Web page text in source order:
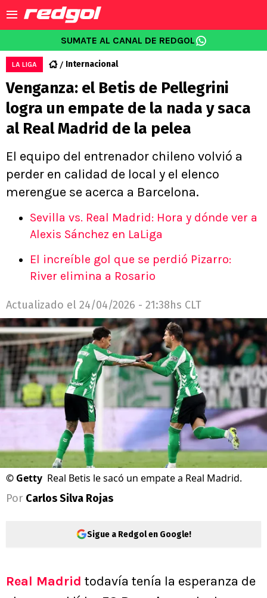
SUMATE AL CANAL DE REDGOL
LA LIGA Internacional
Venganza: el Betis de Pellegrini
logra un empate de la nada y saca
al Real Madrid de la pelea
El equipo del entrenador chileno volvió a
perder en calidad de local y el elenco
merengue se acerca a Barcelona.
Sevilla vs. Real Madrid: Hora y dónde ver a
Alexis Sánchez en LaLiga
El increíble gol que se perdió Pizarro:
River elimina a Rosario
Actualizado el 24/04/2026 - 21:38hs CLT
© Getty Real Betis le sacó un empate a Real Madrid.
Por Carlos Silva Rojas
Sigue a Redgol en Google!
Real Madrid todavía tenía la esperanza de